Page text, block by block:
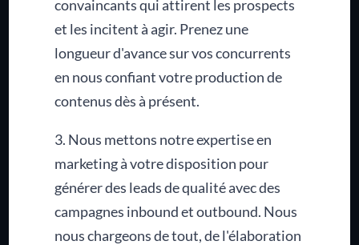
convaincants qui attirent les prospects
et les incitent à agir. Prenez une
longueur d'avance sur vos concurrents
en nous confiant votre production de
contenus dès à présent.
3. Nous mettons notre expertise en
marketing à votre disposition pour
générer des leads de qualité avec des
campagnes inbound et outbound. Nous
nous chargeons de tout, de l'élaboration